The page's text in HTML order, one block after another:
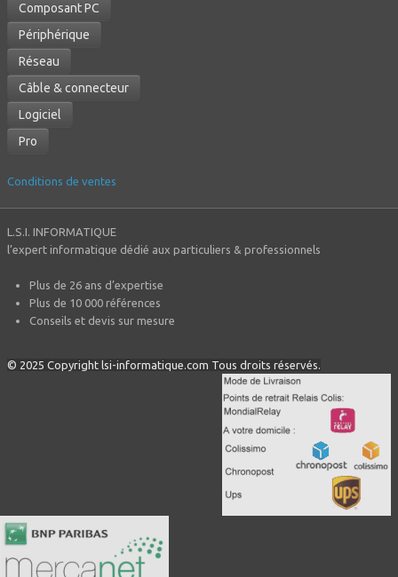
Composant PC
Périphérique
Réseau
Câble & connecteur
Logiciel
Pro
Conditions de ventes
L.S.I. INFORMATIQUE
l’expert informatique dédié aux particuliers & professionnels
Plus de 26 ans d’expertise
Plus de 10 000 références
Conseils et devis sur mesure
© 2025 Copyright lsi-informatique.com Tous droits réservés.